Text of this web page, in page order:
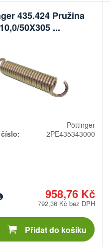
435.424 Pružina
10,0/50X305 ...
Pöttinger
2PE435343000
958,76 Kč
792,36 Kč bez DPH
kusů Přidat do košíku